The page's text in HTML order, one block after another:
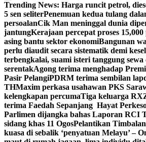
Trending News: Harga runcit petrol,
5 sen seliterPenemuan kedua tulang
persoalanCik Man meninggal dunia
jantungKerajaan percepat proses
asing bantu sektor ekonomiBangunan
perlu diaudit secara sistematik demi
terbengkalai, suami isteri tanggung
serentakAgong terima menghadap
Pasir PelangiPDRM terima sembilan
THMaxim perkasa usahawan PKS
kelengkapan percumaTiga keluarga
terima Faedah Sepanjang Hayat
Parlimen dijangka bahas Laporan RCI
sidang khas 11 OgosPelantikan
kuasa di sebalik ‘penyatuan Melayu’ –